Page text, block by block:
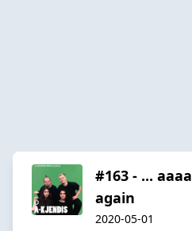
#163 - ...
again
2020-05-01